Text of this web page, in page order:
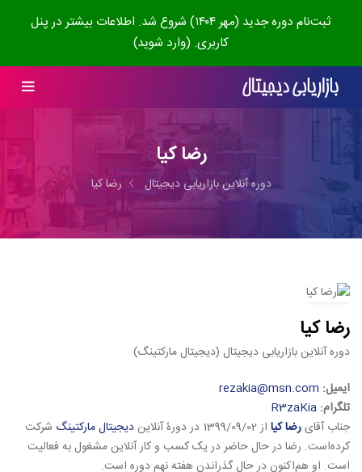
ثبت‌نام دوره جدید (مهر ۱۴۰۴) شروع شد. اطلاعات بیشتر در پنل
کاربری. (وارد شوید)
رضا کیا
دوره آنلاین بازاریابی دیجیتال رضا کیا
رضا کیا
دوره آنلاین بازاریابی دیجیتال (دیجیتال مارکتینگ)
ایمیل: rezakia@msn.com
تلگرام: R3zaKia
جناب آقایرضا کیا از 1399/09/02 در دورۀ آنلاین دیجیتال مارکتینگ شرکت
کرده‌است. رضا در حال حاضر در یک کسب و کار آنلاین مشغول به فعالیت
است. او هم‌اکنون در حال گذراندن هفته نهم دوره است.